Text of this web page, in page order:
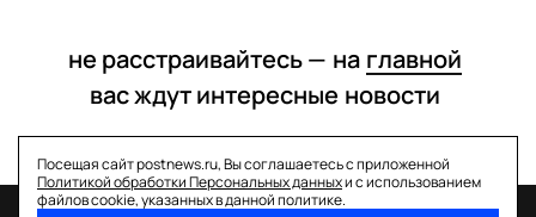
не расстраивайтесь — на главной
вас ждут интересные новости
Посещая сайт postnews.ru, Вы соглашаетесь с приложенной
Политикой обработки Персональных данныхи с использованием
файлов cookie, указанных в данной политике.